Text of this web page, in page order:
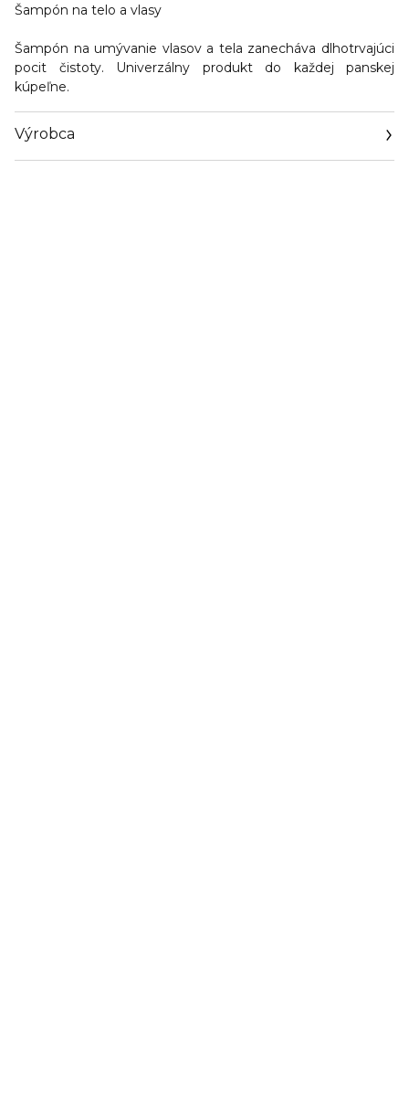
Šampón na telo a vlasy
Šampón na umývanie vlasov a tela zanecháva dlhotrvajúci
pocit čistoty. Univerzálny produkt do každej panskej
kúpeľne.
Výrobca